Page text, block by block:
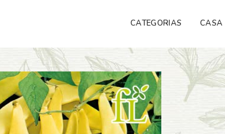
CATEGORIAS CASA